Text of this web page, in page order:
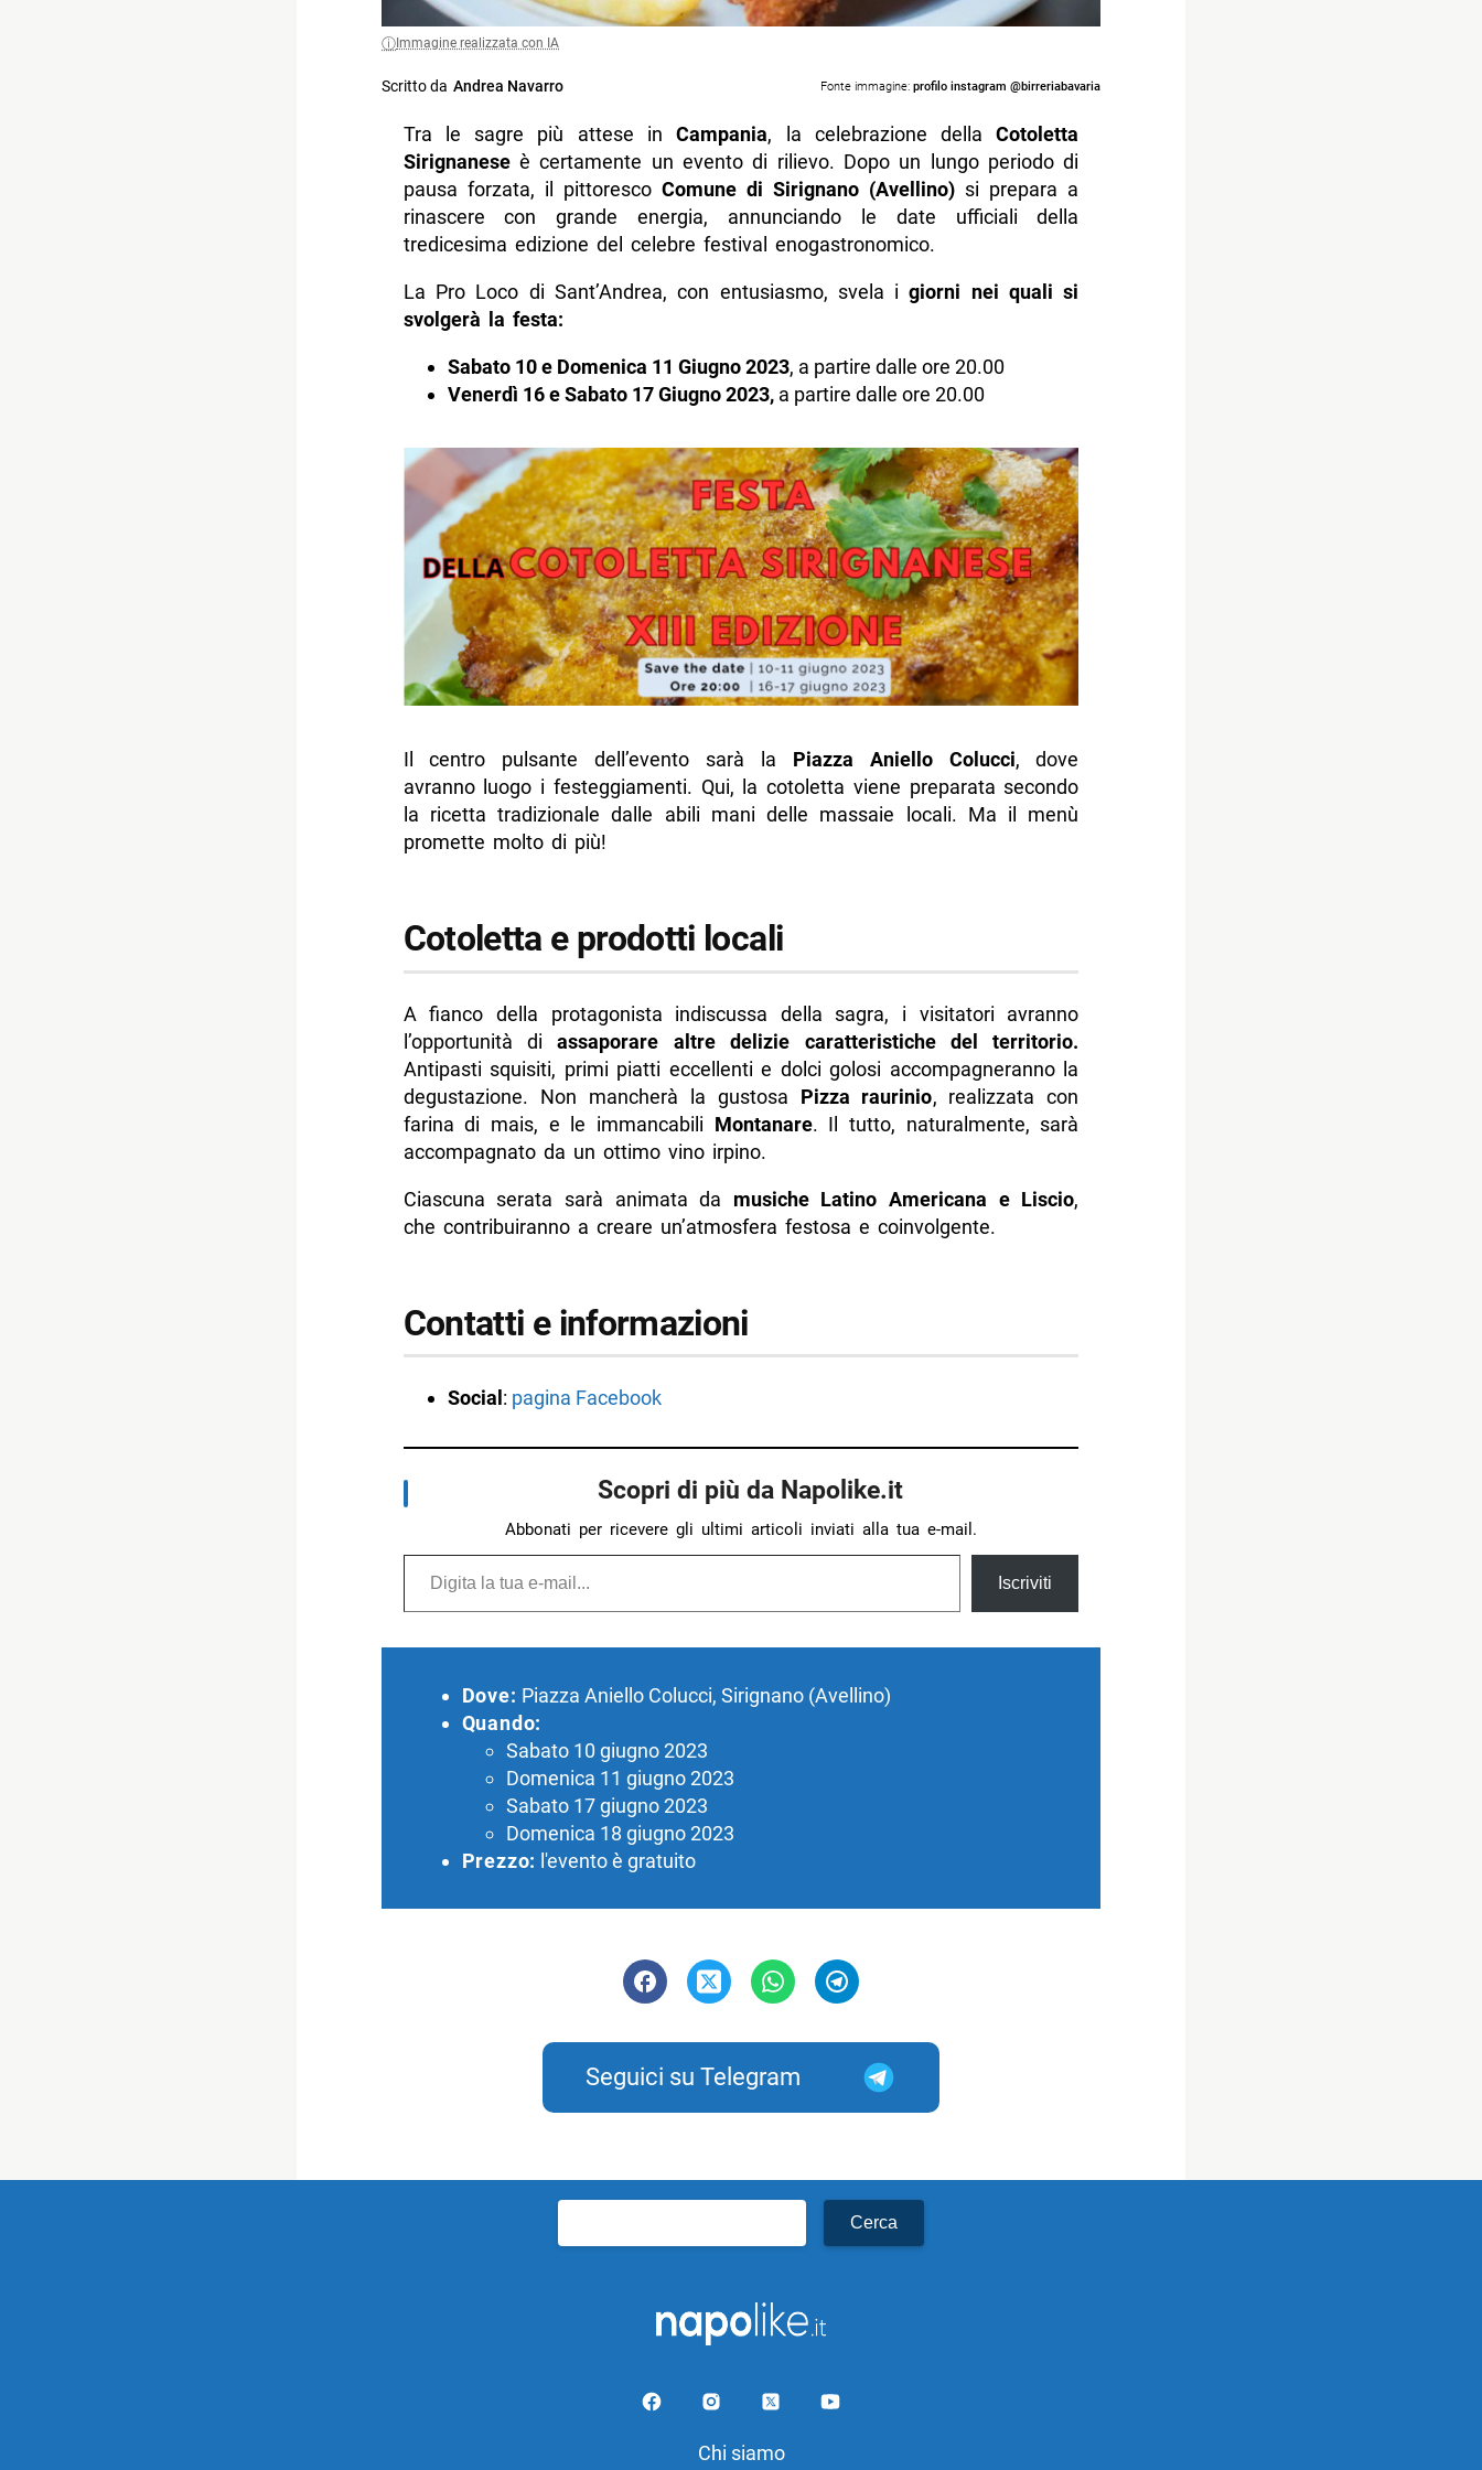
Immagine realizzata con IA
Scritto da Andrea Navarro Fonte immagine: profilo instagram @birreriabavaria
Tra le sagre più attese inCampania, la celebrazione dellaCotoletta
Sirignaneseè certamente un evento di rilievo. Dopo un lungo periodo di
pausa forzata, il pittorescoComune di Sirignano (Avellino) si prepara a
rinascere con grande energia, annunciando le date ufficiali della
tredicesima edizione del celebre festival enogastronomico.
La Pro Loco di Sant’Andrea, con entusiasmo, svela igiorni nei quali si
svolgerà la festa:
Sabato 10 e Domenica 11 Giugno 2023, a partire dalle ore 20.00
Venerdì 16 e Sabato 17 Giugno 2023,a partire dalle ore 20.00
Il centro pulsante dell’evento sarà la Piazza Aniello Colucci, dove
avranno luogo i festeggiamenti. Qui, la cotoletta viene preparata secondo
la ricetta tradizionale dalle abili mani delle massaie locali. Ma il menù
promette molto di più!
Cotoletta e prodotti locali
A fianco della protagonista indiscussa della sagra, i visitatori avranno
l’opportunità diassaporare altre delizie caratteristiche del territorio.
Antipasti squisiti, primi piatti eccellenti e dolci golosi accompagneranno la
degustazione. Non mancherà la gustosa Pizza raurinio, realizzata con
farina di mais, e le immancabili Montanare. Il tutto, naturalmente, sarà
accompagnato da un ottimo vino irpino.
Ciascuna serata sarà animata da musiche Latino Americana e Liscio,
che contribuiranno a creare un’atmosfera festosa e coinvolgente.
Contatti e informazioni
Social : pagina Facebook
Scopri di più da Napolike.it
Abbonati per ricevere gli ultimi articoli inviati alla tua e-mail.
Digita la tua e-mail...
Iscriviti
Dove: Piazza Aniello Colucci, Sirignano (Avellino)
Quando:
Sabato 10 giugno 2023
Domenica 11 giugno 2023
Sabato 17 giugno 2023
Domenica 18 giugno 2023
Prezzo: l'evento è gratuito
Seguici su Telegram
per:
Chi siamo